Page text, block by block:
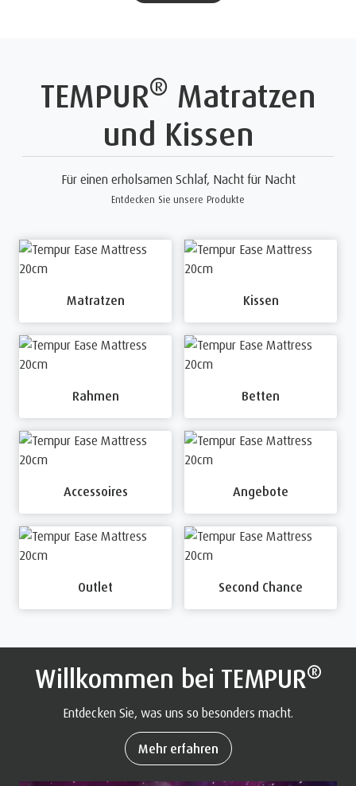
TEMPUR® Matratzen
und Kissen
Für einen erholsamen Schlaf, Nacht für Nacht
Entdecken Sie unsere Produkte
Matratzen Kissen
Rahmen Betten
Accessoires Angebote
Outlet Second Chance
Willkommen bei TEMPUR®
Entdecken Sie, was uns so besonders macht.
Mehr erfahren